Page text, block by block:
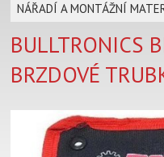
NÁŘADÍ A MONTÁŽNÍ
BULLTRONICS
BRZDOVÉ